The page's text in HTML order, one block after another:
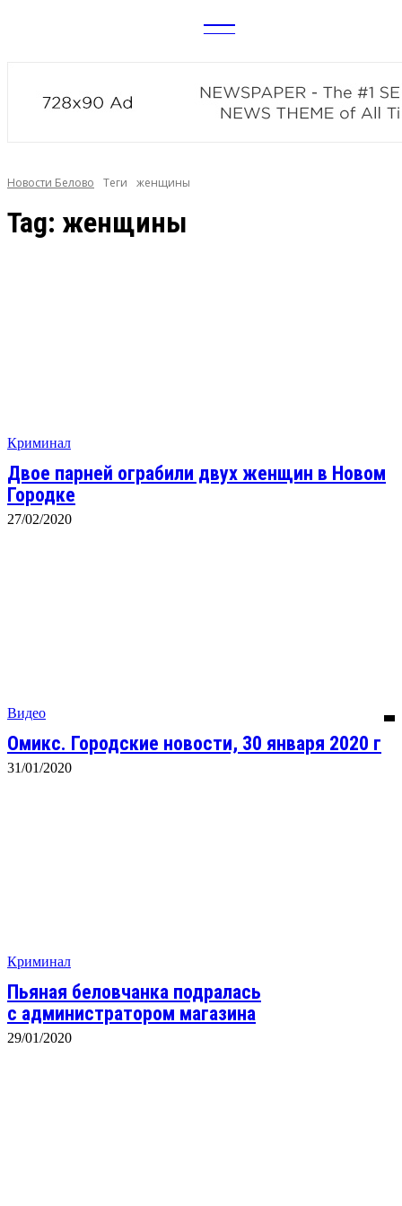
news
Новости Белово Теги женщины
Tag: женщины
Криминал
Двое парней ограбили двух женщин в Новом
Городке
27/02/2020
Видео
Омикс. Городские новости, 30 января 2020 г
31/01/2020
Криминал
Пьяная беловчанка подралась
с администратором магазина
29/01/2020